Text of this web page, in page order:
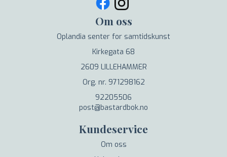
Om oss
Oplandia senter for samtidskunst
Kirkegata 68
2609 LILLEHAMMER
Org. nr. 971298162
92205506
post@bastardbok.no
Kundeservice
Om oss